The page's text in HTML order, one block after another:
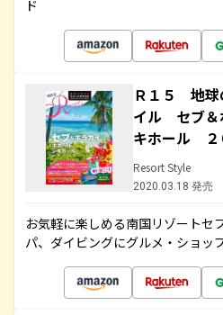
ド
Ｒ１５ 地
イル セブ
キホール ２
Resort Style
2020.03.18 発売
お気軽に楽しめる南国リゾートセ
パ、ダイビングにグルメ・ショッ